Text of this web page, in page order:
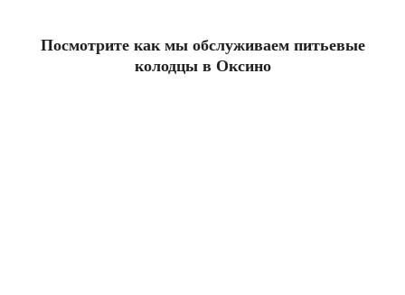
Посмотрите как мы обслуживаем питьевые
колодцы в Оксино